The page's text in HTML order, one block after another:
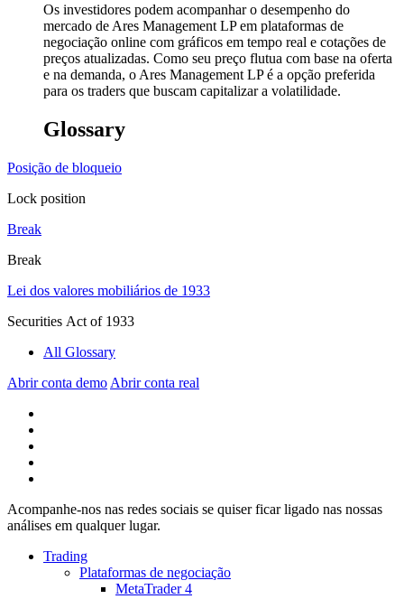
Os investidores podem acompanhar o desempenho do
mercado de Ares Management LP em plataformas de
negociação online com gráficos em tempo real e cotações de
preços atualizadas. Como seu preço flutua com base na oferta
e na demanda, o Ares Management LP é a opção preferida
para os traders que buscam capitalizar a volatilidade.
Glossary
Posição de bloqueio
Lock position
Break
Break
Lei dos valores mobiliários de 1933
Securities Act of 1933
All Glossary
Abrir conta demo Abrir conta real
Acompanhe-nos nas redes sociais se quiser ficar ligado nas nossas
análises em qualquer lugar.
Trading
Plataformas de negociação
MetaTrader 4